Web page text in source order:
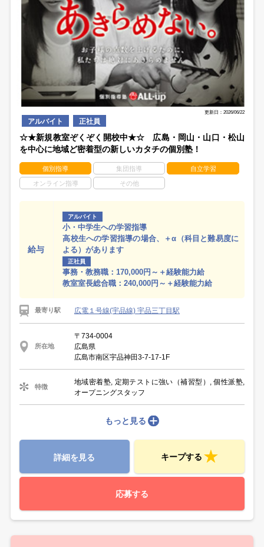
更新日：2026/06/22
アルバイト 正社員
☆★新規教室ぞくぞく開校中★☆ 広島・岡山・山口・松山
を中心に地域ど密着型の新しいカタチの個別塾！
個別指導 集団指導 自立学習
オンライン指導 その他
給与
アルバイト
小・中学生への学習指導
高校生への学習指導の場合、＋α（科目と難易度に
よる）があります
正社員
事務・教務職：170,000円～＋経験能力給
教室室長総合職：240,000円～＋経験能力給
最寄り駅 広電１号線(宇品線) 宇品三丁目駅
所在地
〒734-0004
広島県
広島市南区宇品神田3-7-17-1F
特徴
地域密着塾, 定期テストに強い（補習型）, 個性派塾,
オープニングスタッフ
もっと見る
詳細を見る キープする
応募する